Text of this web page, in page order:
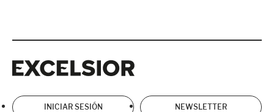
INICIAR SESIÓN NEWSLETTER